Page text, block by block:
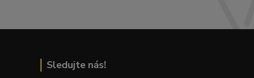
Sledujte nás!